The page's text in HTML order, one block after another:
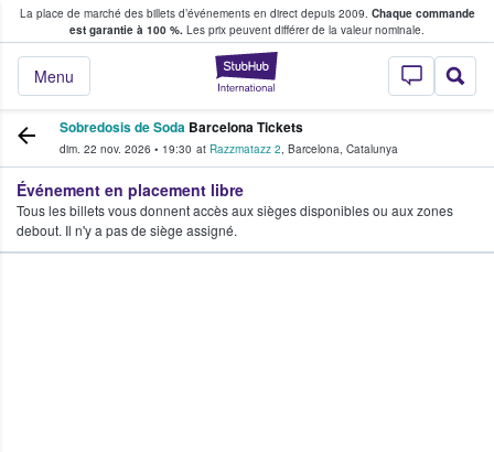
La place de marché des billets d’événements en direct depuis 2009. Chaque commande
est garantie à 100 %. Les prix peuvent différer de la valeur nominale.
StubHub - Où
Menu
fans achètent et vendent des billets
Sobredosis de Soda Barcelona Tickets
dim. 22 nov. 2026 • 19:30 at Razzmatazz 2, Barcelona, Catalunya
Événement en placement libre
Tous les billets vous donnent accès aux sièges disponibles ou aux zones
debout. Il n'y a pas de siège assigné.